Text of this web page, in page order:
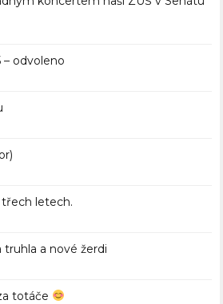
– odvoleno
třech letech.
truhla a nové žerdi
totáče